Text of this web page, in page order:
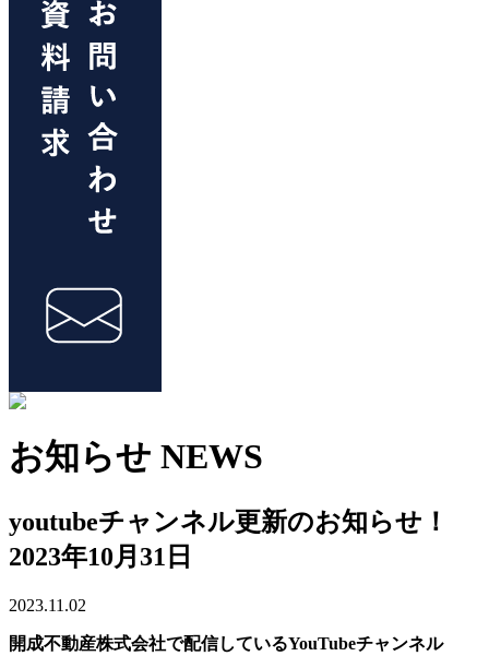
お知らせ NEWS
youtubeチャンネル更新のお知らせ！
2023年10月31日
2023.11.02
開成不動産株式会社で配信しているYouTubeチャンネル